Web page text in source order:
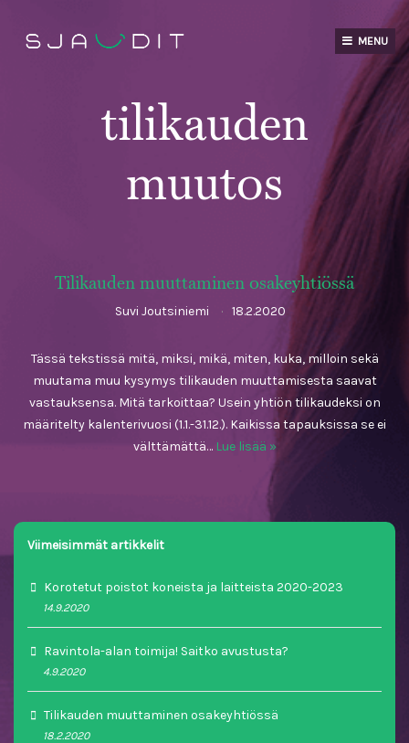
content
MENU
tilikauden
muutos
Tilikauden muuttaminen osakeyhtiössä
Suvi Joutsiniemi 18.2.2020
Tässä tekstissä mitä, miksi, mikä, miten, kuka, milloin sekä
muutama muu kysymys tilikauden muuttamisesta saavat
vastauksensa. Mitä tarkoittaa? Usein yhtiön tilikaudeksi on
määritelty kalenterivuosi (1.1.-31.12.). Kaikissa tapauksissa se ei
välttämättä… Lue lisää »
Viimeisimmät artikkelit
Korotetut poistot koneista ja laitteista 2020-2023
14.9.2020
Ravintola-alan toimija! Saitko avustusta?
4.9.2020
Tilikauden muuttaminen osakeyhtiössä
18.2.2020